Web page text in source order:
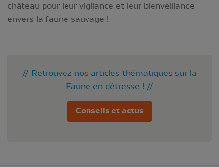
château pour leur vigilance et leur bienveillance
envers la faune sauvage !
// Retrouvez nos articles thématiques sur la
Faune en détresse ! //
Conseils et actus